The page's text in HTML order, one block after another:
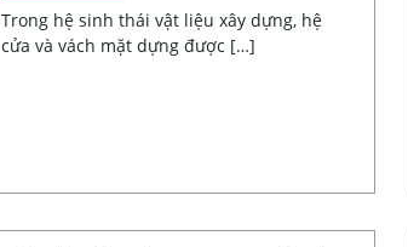
Trong hệ sinh thái vật liệu xây dựng, hệ
cửa và vách mặt dựng được […]